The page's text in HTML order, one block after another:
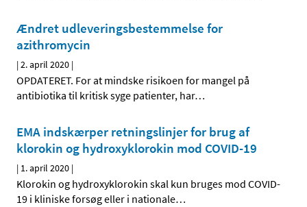
Ændret udleveringsbestemmelse for
azithromycin
|2. april 2020 |
OPDATERET. For at mindske risikoen for mangel på
antibiotika til kritisk syge patienter, har…
EMA indskærper retningslinjer for brug af
klorokin og hydroxyklorokin mod COVID-19
| 1. april 2020 |
Klorokin og hydroxyklorokin skal kun bruges mod COVID-
19 i kliniske forsøg eller i nationale…